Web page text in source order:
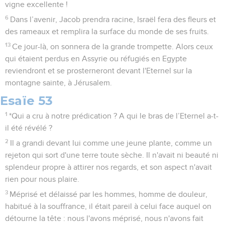
vigne excellente !
6 Dans l’avenir, Jacob prendra racine, Israël fera des fleurs et
des rameaux et remplira la surface du monde de ses fruits.
13 Ce jour-là, on sonnera de la grande trompette. Alors ceux
qui étaient perdus en Assyrie ou réfugiés en Egypte
reviendront et se prosterneront devant l'Eternel sur la
montagne sainte, à Jérusalem.
Esaïe 53
1 *Qui a cru à notre prédication ? A qui le bras de l’Eternel a-t-
il été révélé ?
2
Il a grandi devant lui comme une jeune plante, comme un
rejeton qui sort d'une terre toute sèche. Il n'avait ni beauté ni
splendeur propre à attirer nos regards, et son aspect n'avait
rien pour nous plaire.
3 Méprisé et délaissé par les hommes, homme de douleur,
habitué à la souffrance, il était pareil à celui face auquel on
détourne la tête : nous l'avons méprisé, nous n'avons fait